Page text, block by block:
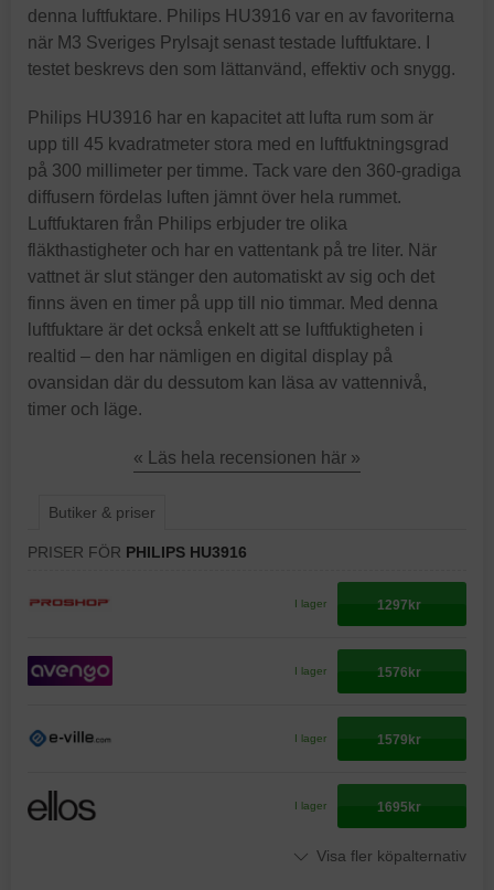
denna luftfuktare. Philips HU3916 var en av favoriterna
när M3 Sveriges Prylsajt senast testade luftfuktare. I
testet beskrevs den som lättanvänd, effektiv och snygg.
Philips HU3916 har en kapacitet att lufta rum som är
upp till 45 kvadratmeter stora med en luftfuktningsgrad
på 300 millimeter per timme. Tack vare den 360-gradiga
diffusern fördelas luften jämnt över hela rummet.
Luftfuktaren från Philips erbjuder tre olika
fläkthastigheter och har en vattentank på tre liter. När
vattnet är slut stänger den automatiskt av sig och det
finns även en timer på upp till nio timmar. Med denna
luftfuktare är det också enkelt att se luftfuktigheten i
realtid – den har nämligen en digital display på
ovansidan där du dessutom kan läsa av vattennivå,
timer och läge.
« Läs hela recensionen här »
Butiker & priser
PRISER FÖR PHILIPS HU3916
I lager 1297kr
I lager 1576kr
I lager 1579kr
I lager 1695kr
Visa fler köpalternativ